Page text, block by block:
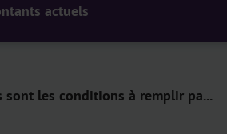
actuels
sont les conditions à remplir pa...